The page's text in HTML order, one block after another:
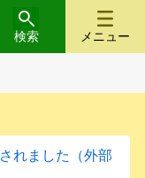
メニュー
検索
れました（外部